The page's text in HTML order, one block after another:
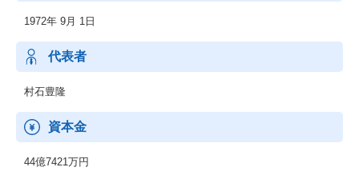
・高齢者支援・保育事業
・海外ネットワーク
1972年 9月 1日
代表者
村石豊隆
資本金
44億7421万円